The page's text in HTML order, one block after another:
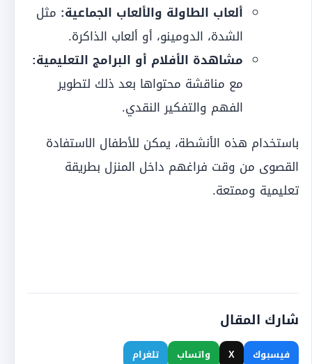
ألعاب الطاولة والألعاب الجماعية: مثل
الشدة، الدومينو، أو ألعاب الذاكرة.
مشاهدة الأفلام أو البرامج التعليمية:
مع مناقشة محتواها بعد ذلك لتطوير
الفهم والتفكير النقدي.
باستخدام هذه الأنشطة، يمكن للأطفال الاستفادة
القصوى من وقت فراغهم داخل المنزل بطريقة
تعليمية وممتعة.
شارك المقال
فيسبوك X واتساب تلغرام